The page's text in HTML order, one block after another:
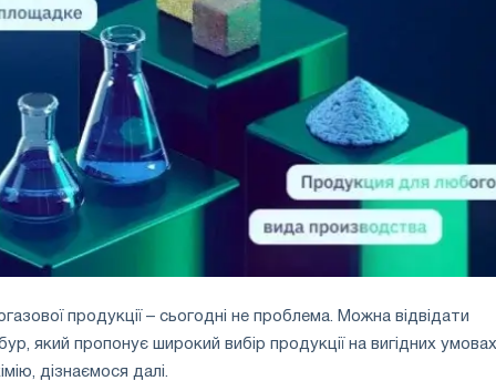
продукції – сьогодні не проблема. Можна відвідати
який пропонує широкий вибір продукції на вигідних
дізнаємося далі.